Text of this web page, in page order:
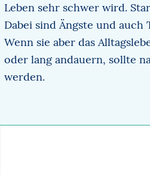
Leben sehr schwer wird.
Dabei sind Ängste und auch
Wenn sie aber das
oder lang andauern, sollte
werden.